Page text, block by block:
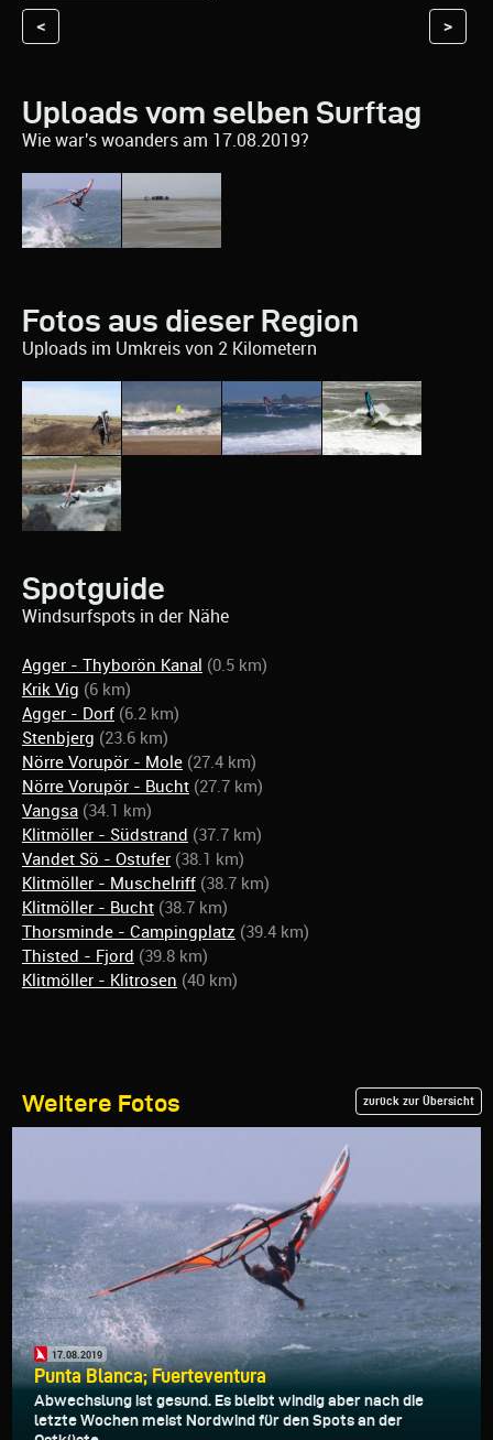
< >
Uploads vom selben Surftag
Wie war's woanders am 17.08.2019?
Fotos aus dieser Region
Uploads im Umkreis von 2 Kilometern
Spotguide
Windsurfspots in der Nähe
Agger - Thyborön Kanal (0.5 km)
Krik Vig (6 km)
Agger - Dorf (6.2 km)
Stenbjerg (23.6 km)
Nörre Vorupör - Mole (27.4 km)
Nörre Vorupör - Bucht (27.7 km)
Vangsa (34.1 km)
Klitmöller - Südstrand (37.7 km)
Vandet Sö - Ostufer (38.1 km)
Klitmöller - Muschelriff (38.7 km)
Klitmöller - Bucht (38.7 km)
Thorsminde - Campingplatz (39.4 km)
Thisted - Fjord (39.8 km)
Klitmöller - Klitrosen (40 km)
Weitere Fotos zurück zur Übersicht
17.08.2019
Punta Blanca; Fuerteventura
Abwechslung ist gesund. Es bleibt windig aber nach die
letzte Wochen meist Nordwind für den Spots an der